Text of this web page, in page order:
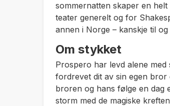
sommernatten skaper en
teater generelt og for
annen i Norge – kanskje til
Om stykket
Prospero har levd alene
fordrevet dit av sin egen bror
broren og hans følge en dag
storm med de magiske